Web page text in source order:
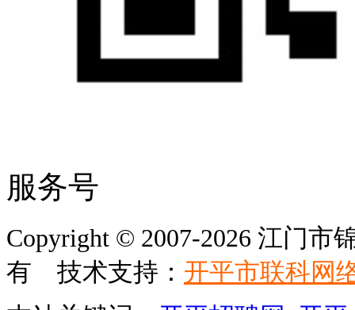
服务号
Copyright © 2007-2026 江门市
有 技术支持： 开平市联科网